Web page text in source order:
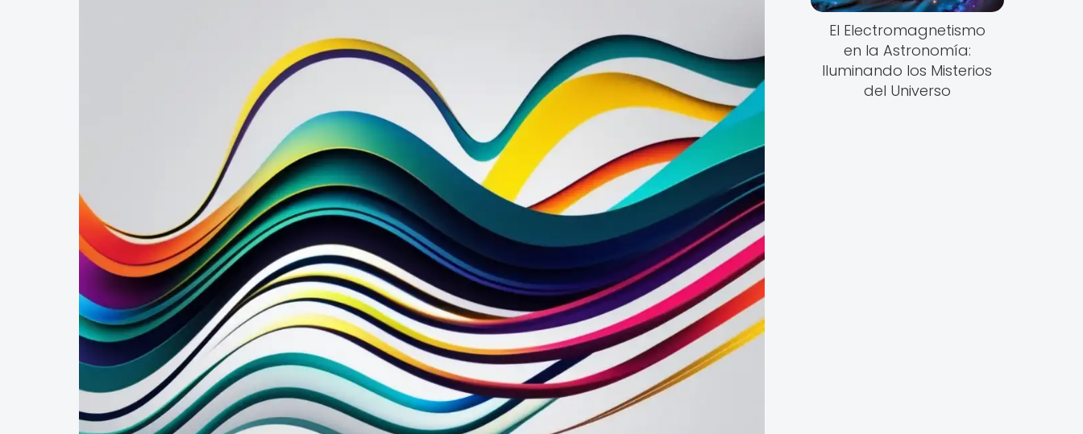
El Electromagnetismo
en la Astronomía:
Iluminando los Misterios
del Universo